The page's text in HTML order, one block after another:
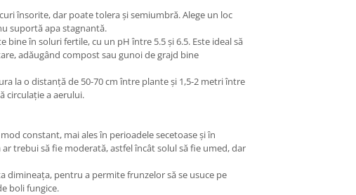
însorite, dar poate tolera și semiumbră. Alege un loc
suportă apa stagnantă.
bine în soluri fertile, cu un pH între 5.5 și 6.5. Este ideal să
adăugând compost sau gunoi de grajd bine
la o distanță de 50-70 cm între plante și 1,5-2 metri între
circulație a aerului.
constant, mai ales în perioadele secetoase și în
trebui să fie moderată, astfel încât solul să fie umed, dar
dimineața, pentru a permite frunzelor să se usuce pe
boli fungice.